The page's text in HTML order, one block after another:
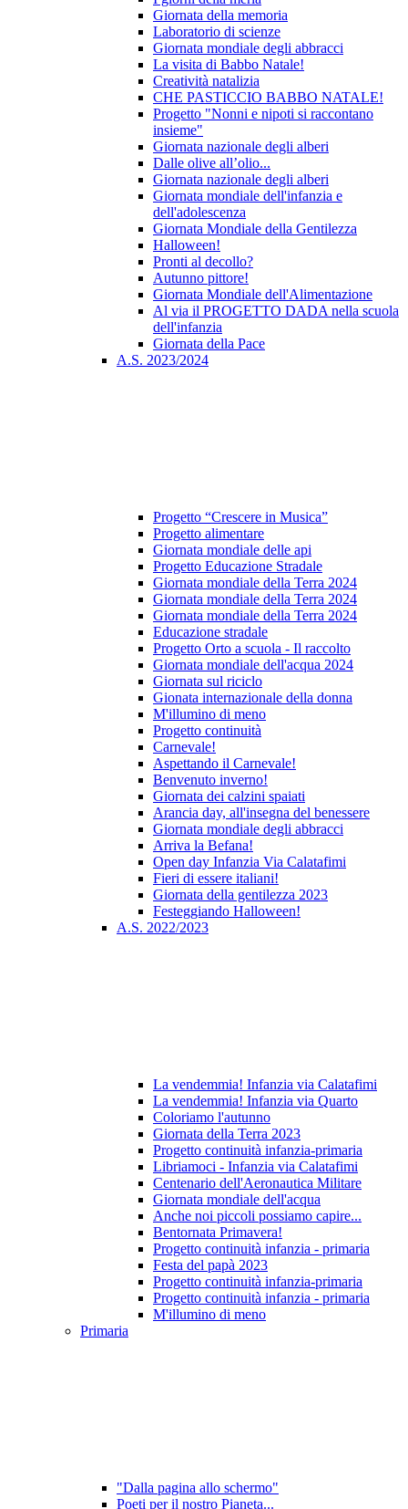
Giornata della memoria
Laboratorio di scienze
Giornata mondiale degli abbracci
La visita di Babbo Natale!
Creatività natalizia
CHE PASTICCIO BABBO NATALE!
Progetto "Nonni e nipoti si raccontano
insieme"
Giornata nazionale degli alberi
Dalle olive all’olio...
Giornata nazionale degli alberi
Giornata mondiale dell'infanzia e
dell'adolescenza
Giornata Mondiale della Gentilezza
Halloween!
Pronti al decollo?
Autunno pittore!
Giornata Mondiale dell'Alimentazione
Al via il PROGETTO DADA nella scuola
dell'infanzia
Giornata della Pace
A.S. 2023/2024
Progetto “Crescere in Musica”
Progetto alimentare
Giornata mondiale delle api
Progetto Educazione Stradale
Giornata mondiale della Terra 2024
Giornata mondiale della Terra 2024
Giornata mondiale della Terra 2024
Educazione stradale
Progetto Orto a scuola - Il raccolto
Giornata mondiale dell'acqua 2024
Giornata sul riciclo
Gionata internazionale della donna
M'illumino di meno
Progetto continuità
Carnevale!
Aspettando il Carnevale!
Benvenuto inverno!
Giornata dei calzini spaiati
Arancia day, all'insegna del benessere
Giornata mondiale degli abbracci
Arriva la Befana!
Open day Infanzia Via Calatafimi
Fieri di essere italiani!
Giornata della gentilezza 2023
Festeggiando Halloween!
A.S. 2022/2023
La vendemmia! Infanzia via Calatafimi
La vendemmia! Infanzia via Quarto
Coloriamo l'autunno
Giornata della Terra 2023
Progetto continuità infanzia-primaria
Libriamoci - Infanzia via Calatafimi
Centenario dell'Aeronautica Militare
Giornata mondiale dell'acqua
Anche noi piccoli possiamo capire...
Bentornata Primavera!
Progetto continuità infanzia - primaria
Festa del papà 2023
Progetto continuità infanzia-primaria
Progetto continuità infanzia - primaria
M'illumino di meno
Primaria
"Dalla pagina allo schermo"
Poeti per il nostro Pianeta...